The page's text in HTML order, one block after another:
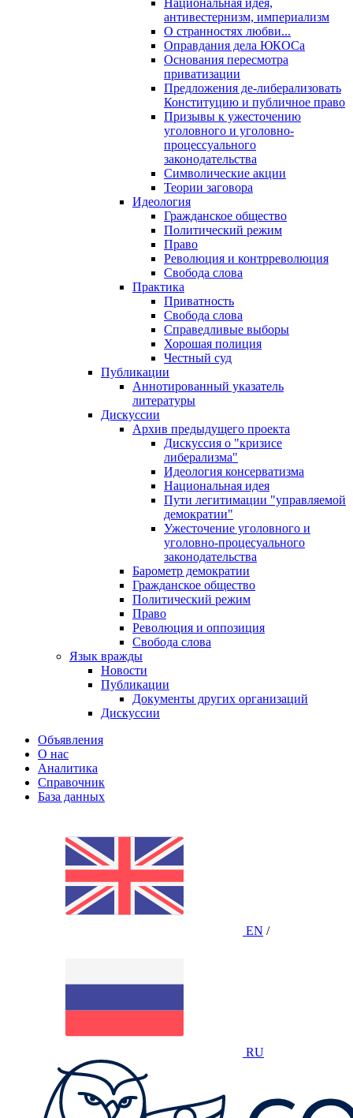
Национальная идея,
антивестернизм, империализм
О странностях любви...
Оправдания дела ЮКОСа
Основания пересмотра
приватизации
Предложения де-либерализовать
Конституцию и публичное право
Призывы к ужесточению
уголовного и уголовно-
процессуального
законодательства
Символические акции
Теории заговора
Идеология
Гражданское общество
Политический режим
Право
Революция и контрреволюция
Свобода слова
Практика
Приватность
Свобода слова
Справедливые выборы
Хорошая полиция
Честный суд
Публикации
Аннотированный указатель
литературы
Дискуссии
Архив предыдущего проекта
Дискуссия о "кризисе
либерализма"
Идеология консерватизма
Национальная идея
Пути легитимации "управляемой
демократии"
Ужесточение уголовного и
уголовно-процесуального
законодательства
Барометр демократии
Гражданское общество
Политический режим
Право
Революция и оппозиция
Свобода слова
Язык вражды
Новости
Публикации
Документы других организаций
Дискуссии
Объявления
О нас
Аналитика
Справочник
База данных
EN /
RU